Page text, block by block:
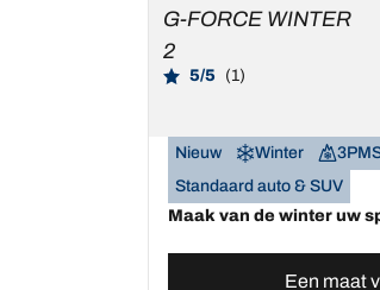
G-FORCE WINTER
2
5/5 (1)
Nieuw Winter
Standaard auto & SUV
Maak van de winter uw
Een maat